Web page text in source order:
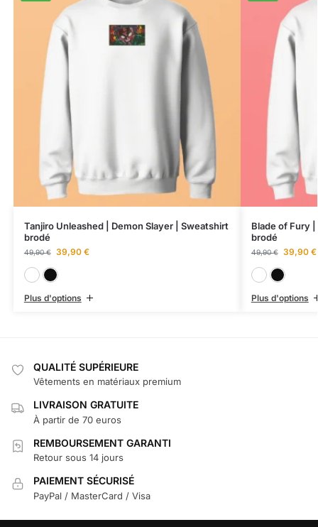
Tanjiro Unleashed | Demon Slayer | Sweatshirt
brodé
49,90€ 39,90 €
Plus d'options
Blade of Fury
brodé
49,90€ 39,90 €
Plus d'options
QUALITÉ SUPÉRIEURE
Vêtements en matériaux premium
LIVRAISON GRATUITE
À partir de 70 euros
REMBOURSEMENT GARANTI
Retour sous 14 jours
PAIEMENT SÉCURISÉ
PayPal / MasterCard / Visa